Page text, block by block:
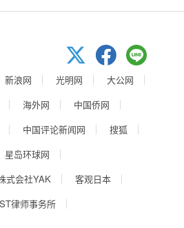
新浪网 光明网
大公网
海外网
中国侨网
中国评论新闻网
搜狐
星岛环球网
式会社YAK
客观日本
律师事务所